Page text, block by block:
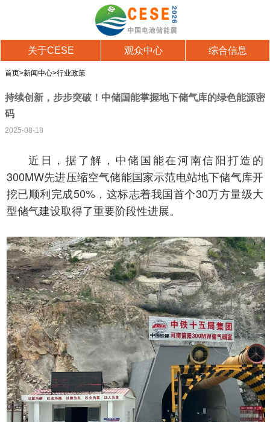
关于CESE 观众中心 综合信息
首页>新闻中心>行业政策
持续创新，步步突破！中储国能掌握地下储气库的绿色能源密
码
2025-08-18
近日，据了解，中储国能在河南信阳打造的
300MW先进压缩空气储能国家示范电站地下储气库开
挖已顺利完成50%，这标志着我国首个30万方量级大
型储气建设取得了重要阶段性进展。